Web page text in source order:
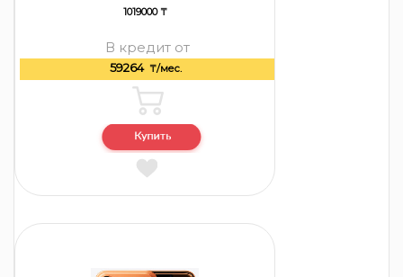
1019000 ₸
В кредит от
59264 ₸/мес.